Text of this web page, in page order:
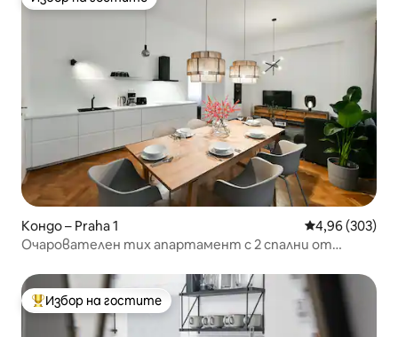
Избор на гостите
Кондо – Praha 1 Средна
4,96 (303)
Очарователен тих апартамент с 2 спални от
Най-популярен избор на гостите
Избор на гостите